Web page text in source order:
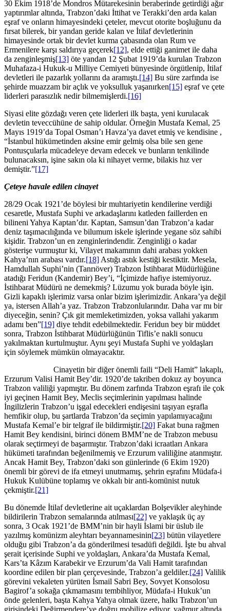
30 Ekim 1918’de Mondros Mütarekesinin beraberinde getirdiği ağır
yaptırımlar altında, Trabzon’daki İttihat ve Terakki’den arda kalan
eşraf ve onların himayesindeki çeteler, mevcut otorite boşluğunu da
fırsat bilerek, bir yandan geride kalan ve İtilaf devletlerinin
himayesinde ortak bir devlet kurma çabasında olan Rum ve
Ermenilere karşı saldırıya geçerek[12], elde ettiği ganimet ile daha
da zenginleşmiş[13] öte yandan 12 Şubat 1919’da kurulan Trabzon
Muhafaza-i Hukuk-u Milliye Cemiyeti bünyesinde örgütlenip, İtilaf
devletleri ile pazarlık yollarını da aramıştı.[14] Bu süre zarfında ise
şehirde muazzam bir açlık ve yoksulluk yaşanırken[15] eşraf ve çete
liderleri parasızlık nedir bilmemişlerdi.[16]
Siyasi elite gözdağı veren çete liderleri ilk başta, yeni kurulacak
devletin teveccühüne de sahip oldular. Örneğin Mustafa Kemal, 25
Mayıs 1919’da Topal Osman’ı Havza’ya davet etmiş ve kendisine ,
“İstanbul hükümetinden aksine emir gelmiş olsa bile sen gene
Pontusçularla mücadeleye devam edecek ve bunların tenkilinde
bulunacaksın, işine sakın ola ki nihayet verme, bilakis hız ver
demiştir.”[17]
Çeteye havale edilen cinayet
28/29 Ocak 1921’de böylesi bir muhtariyetin kendilerine verdiği
cesaretle, Mustafa Suphi ve arkadaşlarını katleden faillerden en
bilineni Yahya Kaptan’dır. Kaptan, Samsun’dan Trabzon’a kadar
deniz taşımacılığında ve bilumum iskele işlerinde yegane söz sahibi
kişidir. Trabzon’un en zenginlerindendir. Zenginliği o kadar
gösterişe vurmuştur ki, Vilayet makamının dahi arabası yokken
Kahya’nın arabası vardır.[18] Astığı astık kestiği kestiktir. Mesela,
Hamdullah Suphi’nin (Tanrıöver) Trabzon İstihbarat Müdürlüğüne
atadığı Feridun (Kandemir) Bey’i, “İçimizde hafiye istemiyoruz.
İstihbarat Müdürü ne demekmiş? Lüzumu yok burada böyle işin.
Gizli kapaklı işlerimiz varsa onlar bizim işlerimizdir. Ankara’ya değil
ya, istersen Allah’a yaz. Trabzon Trabzonlularındır. Daha var mı bir
diyeceğin, senin? Çık git memleketimizden, yoksa vallahi yakarım
adamı ben”[19] diye tehdit edebilmektedir. Feridun bey bir müddet
sonra, Trabzon İstihbarat Müdürlüğünün Tiflis’e nakli sonucu
yakılmaktan kurtulmuştur. Aynı şeyi Mustafa Suphi ve yoldaşları
için söylemek mümkün olmayacaktır.
Cinayetin bir diğer önemli faili “Deli Hamit” lakaplı,
Erzurum Valisi Hamit Bey’dir. 1920’de takriben dokuz ay boyunca
Trabzon valiliği yapmıştır. Bu dönem zarfında Trabzon eşrafı ile çok
iyi geçinen Hamit Bey, Meclis seçimlerinin yapılması halinde
İngilizlerin Trabzon’u işgal edecekleri endişesini taşıyan eşrafla
hemfikir olup, bu şartlarda Trabzon’da seçimin yapılamıyacağını
Mustafa Kemal’e bir telgraf ile bildirmiştir.[20] Fakat buna rağmen
Hamit Bey kendisini, birinci dönem BMM’ne de Trabzon mebusu
olarak seçtirmeyi de başarmıştır. Trabzon’daki icraatları Ankara
hükümeti tarafından beğenilmemiş ve Erzurum valiliğine atanmıştır.
Ancak Hamit Bey, Trabzon’daki son günlerinde (6 Ekim 1920)
önemli bir görevi de ifa etmeyi unutmamış, şehrin eşrafını Müdafa-i
Hukuk Kulübüne toplamış ve okkalı bir anti-komünist nutuk
çekmiştir.[21]
Bu dönemde İtilaf devletlerine ait uçaklardan Bolşevikler aleyhinde
bildirilerin Trabzon semalarında atılması[22] ve yaklaşık üç ay
sonra, 3 Ocak 1921’de BMM’nin bir hayli İslami bir üslub ile
yazılmış komünizm aleyhtarı beyannamesinin[23] bütün vilayetlere
olduğu gibi Trabzon’a da gönderilmesi tesadüfi değildi. İşte bu ahval
şerait içerisinde Suphi ve yoldaşları, Ankara’da Mustafa Kemal,
Kars’ta Kâzım Karabekir ve Erzurum’da Vali Hamit tarafından
koordine edilen bir plan çerçevesinde, Trabzon’a geldiler.[24] Valilik
görevini vekaleten yürüten İsmail Sabri Bey, Sovyet Konsolosu
Bagirof’a sokağa çıkmamasını tembihliyor, Müdafa-i Hukuk’un
önde gelenleri, başta Kahya Yahya olmak üzere, halkı Trabzon’un
girişindeki Değirmendere’ye doğru mobilize ediyor, yağmur altında